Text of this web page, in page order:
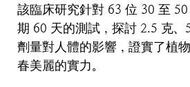
該臨床研究針對 63 位 30 至 50
期 60 天的測試，探討 2.5 克、
劑量對人體的影響，證實了植
春美麗的實力。